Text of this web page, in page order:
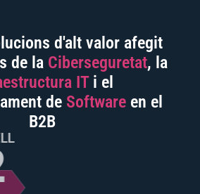
d'alt valor afegit
de la Ciberseguretat, la
ITi el
de Softwareen el
B2B